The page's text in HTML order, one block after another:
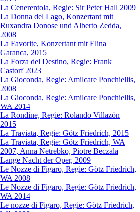
La Cenerentola, Regie: Sir Peter Hall 2009
La Donna del Lago, Konzertant mit
Ruxandra Donose und Alberto Zedda,
2008
La Favorite, Konzertant mit Elina
Garanca, 2015
La Forza del Destino, Regie: Frank
Castorf 2023
La Gioconda, Regie: Amilcare Ponchiellis,
2008
La Gioconda, Regie: Amilcare Ponchiellis,
WA 2014
La Rondine, Regie: Rolando Villazón
2015
La Traviata, Regie: Götz Friedrich, 2015
La Traviata, Regie: Götz Friedrich, WA
2007, Anna Netrebko, Piotre Beczala
Lange Nacht der Oper, 2009
Le Nozze di Figaro, Regie: Götz Friedrich,
WA 2008
Le Nozze di Figaro, Regie: Götz Friedrich,
WA 2014
Le nozze di Figaro, Regie: Götz Friedrich,